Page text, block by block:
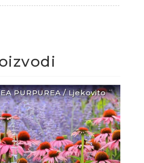
PURPUREA / Ljekovito ¨